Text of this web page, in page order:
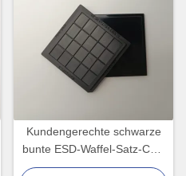
Kundengerechte schwarze
bunte ESD-Waffel-Satz-Chip
Trays For IC Chips Rfs VR